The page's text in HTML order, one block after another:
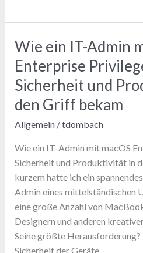
Risiken
die
Bedeutung
eines
Sicherheitsmanagements
Wie ein IT-Admin
Enterprise
Sicherheit und
den Griff bekam
Allgemein/tdombach
Wie ein IT-Admin mit macOS
Sicherheit und Produktivität in
kurzem hatte ich ein
Admin eines mittelständischen
eine große Anzahl von
Designern und anderen
Seine größte
Sicherheit der Geräte